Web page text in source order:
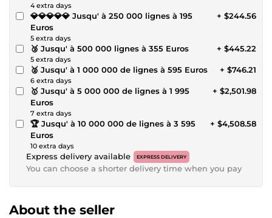
4 extra days
💎💎💎💎💎 Jusqu' à 250 000 lignes à 195
Euros
5 extra days
+ $244.56
🥉 Jusqu' à 500 000 lignes à 355 Euros
5 extra days
+ $445.22
🥈 Jusqu' à 1 000 000 de lignes à 595 Euros
6 extra days
+ $746.21
🥇 Jusqu' à 5 000 000 de lignes à 1 995
Euros
7 extra days
+ $2,501.98
🏆 Jusqu' à 10 000 000 de lignes à 3 595
Euros
10 extra days
+ $4,508.58
Express delivery available EXPRESS DELIVERY
You can choose a shorter delivery time when you pay
About the seller